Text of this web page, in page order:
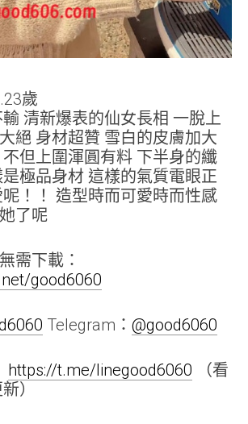
歲
清新爆表的仙女長相 一脫上
絕 身材超贊 雪白的皮膚加大
但上圍渾圓有料 下半身的纖
極品身材 這樣的氣質電眼正
！！ 造型時而可愛時而性感
了呢
需下載：
good6060
Telegram： @good6060
https://t.me/linegood6060 （看
）